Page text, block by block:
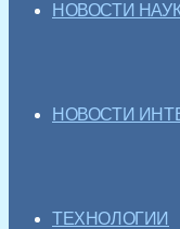
НОВОСТИ
НОВОСТИ
ТЕХНОЛОГИИ